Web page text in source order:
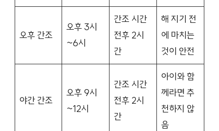
오후 간조
오후 3시
~6시
간조 시간
전후 2시
간
해 지기 전
에 마치는
것이 안전
야간 간조
오후 9시
~12시
간조 시간
전후 2시
간
아이와 함
께라면 추
천하지 않
음